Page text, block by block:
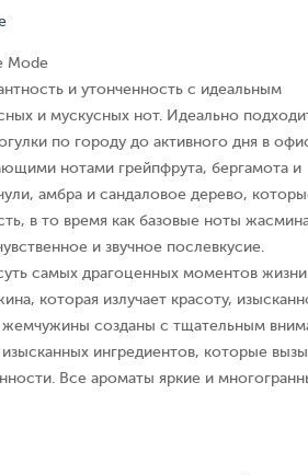
Mode
и утонченность с идеальным
и мускусных нот. Идеально
по городу до активного дня в
нотами грейпфрута, бергамота и
амбра и сандаловое дерево,
в то время как базовые ноты
и звучное послевкусие.
самых драгоценных моментов
которая излучает красоту,
созданы с тщательным
ингредиентов, которые
Все ароматы яркие и